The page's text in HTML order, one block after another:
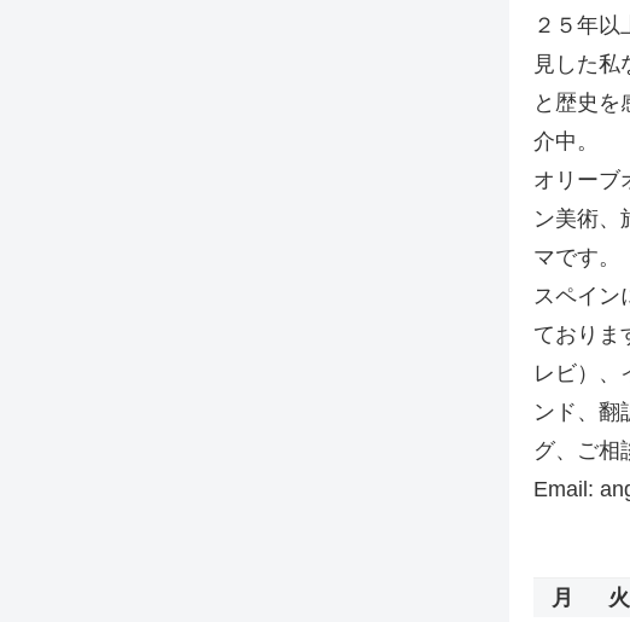
２５年以
見した私
と歴史を
介中。
オリーブ
ン美術、
マです。
スペイン
ておりま
レビ）、
ンド、翻
グ、ご相
Email:
月
火